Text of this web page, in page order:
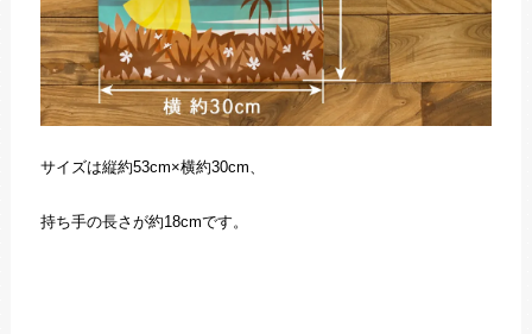
サイズは縦約53cm×横約30cm、
持ち手の長さが約18cmです。